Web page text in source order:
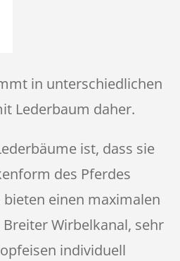
in unterschiedlichen
Lederbaum daher.
ist, dass sie
des Pferdes
bieten einen maximalen
Wirbelkanal, sehr
individuell